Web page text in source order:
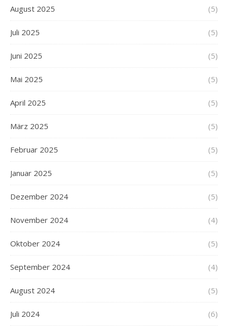
August 2025 (5)
Juli 2025 (5)
Juni 2025 (5)
Mai 2025 (5)
April 2025 (5)
März 2025 (5)
Februar 2025 (5)
Januar 2025 (5)
Dezember 2024 (5)
November 2024 (4)
Oktober 2024 (5)
September 2024 (4)
August 2024 (5)
Juli 2024 (6)